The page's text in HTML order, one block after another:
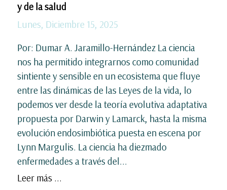
y de la salud
Lunes, Diciembre 15, 2025
Por: Dumar A. Jaramillo-Hernández La ciencia
nos ha permitido integrarnos como comunidad
sintiente y sensible en un ecosistema que fluye
entre las dinámicas de las Leyes de la vida, lo
podemos ver desde la teoría evolutiva adaptativa
propuesta por Darwin y Lamarck, hasta la misma
evolución endosimbiótica puesta en escena por
Lynn Margulis. La ciencia ha diezmado
enfermedades a través del...
Leer más ...